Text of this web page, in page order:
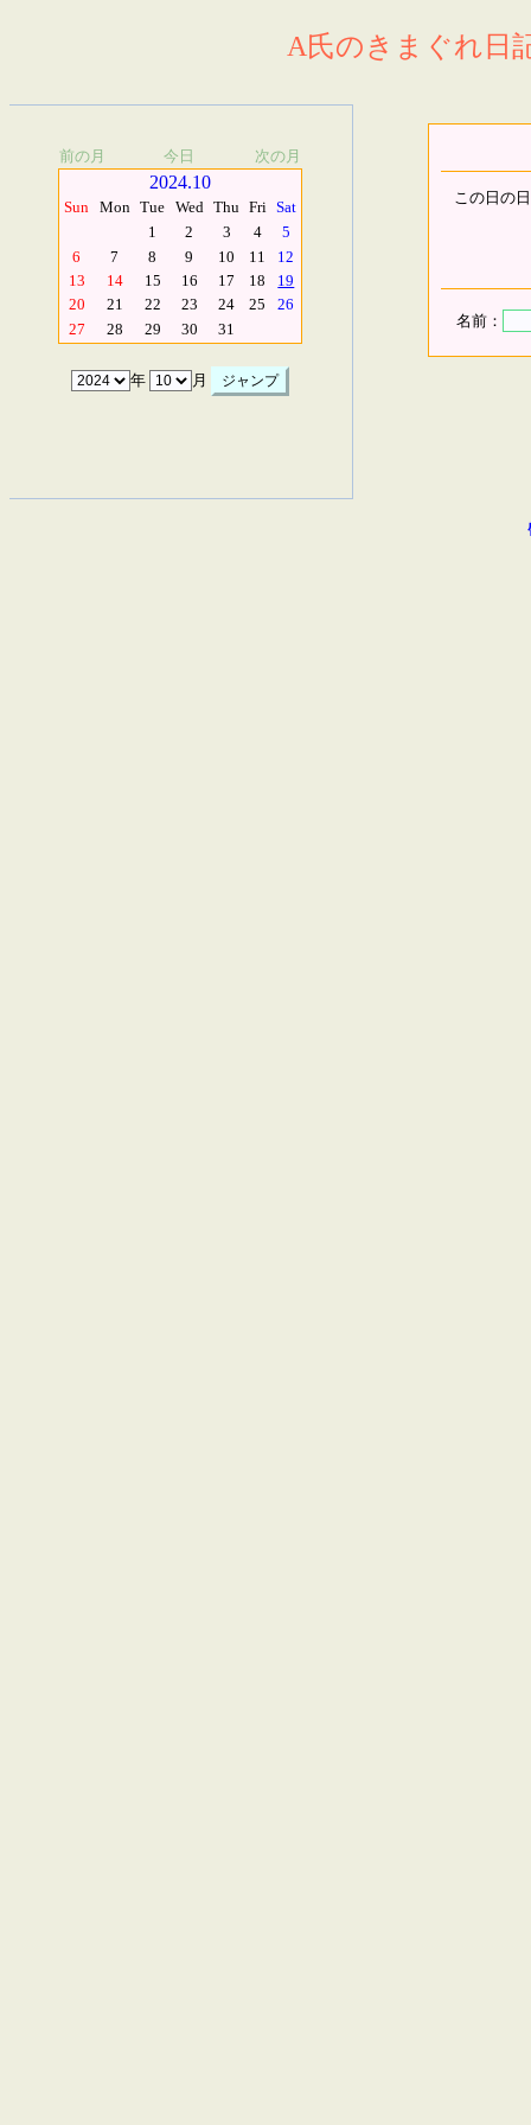
A氏のきまぐれ日
前の月 今日 次の月
2024.10
Sun Mon Tue Wed Thu Fri Sat
1
2 3 4
5
6
7 8 9 10 11
12
13
14 15 16 17 18
19
20
21 22 23 24 25
26
27
28 29 30 31
年 月
この日の
名前：